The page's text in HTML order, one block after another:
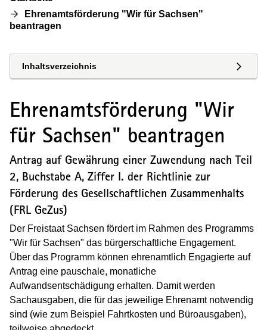
Ehrenamtsförderung "Wir für Sachsen"
beantragen
Inhaltsverzeichnis
Ehrenamtsförderung "Wir
für Sachsen" beantragen
Antrag auf Gewährung einer Zuwendung nach Teil
2, Buchstabe A, Ziffer I. der Richtlinie zur
Förderung des Gesellschaftlichen Zusammenhalts
(FRL GeZus)
Der Freistaat Sachsen fördert im Rahmen des Programms
"Wir für Sachsen" das bürgerschaftliche Engagement.
Über das Programm können ehrenamtlich Engagierte auf
Antrag eine pauschale, monatliche
Aufwandsentschädigung erhalten. Damit werden
Sachausgaben, die für das jeweilige Ehrenamt notwendig
sind (wie zum Beispiel Fahrtkosten und Büroausgaben),